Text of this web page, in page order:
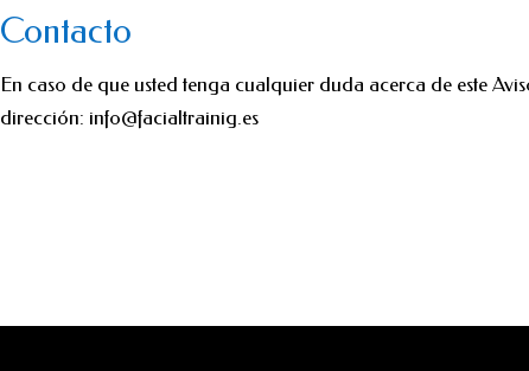
Contacto
En caso de que usted tenga cualquier duda acerca de este
dirección: info@facialtrainig.es